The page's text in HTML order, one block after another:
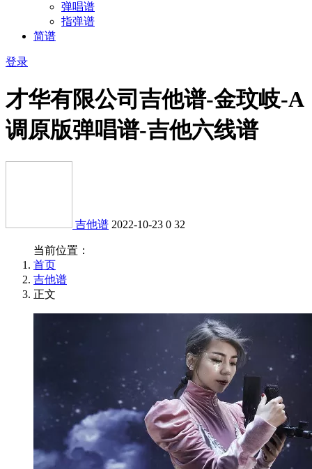
弹唱谱
指弹谱
简谱
登录
才华有限公司吉他谱-金玟岐-A
调原版弹唱谱-吉他六线谱
吉他谱 2022-10-23 0 32
当前位置：
首页
吉他谱
正文